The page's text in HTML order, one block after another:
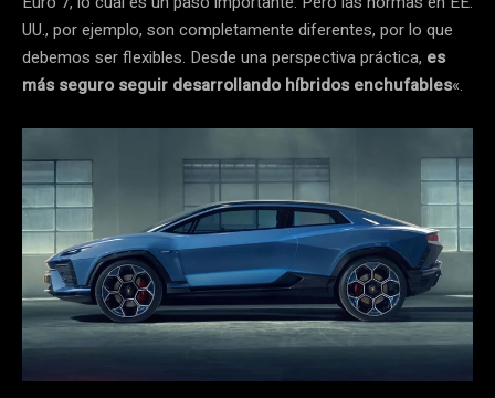
UU., por ejemplo, son completamente diferentes, por lo que
debemos ser flexibles. Desde una perspectiva práctica, es
más seguro seguir desarrollando híbridos enchufables«.